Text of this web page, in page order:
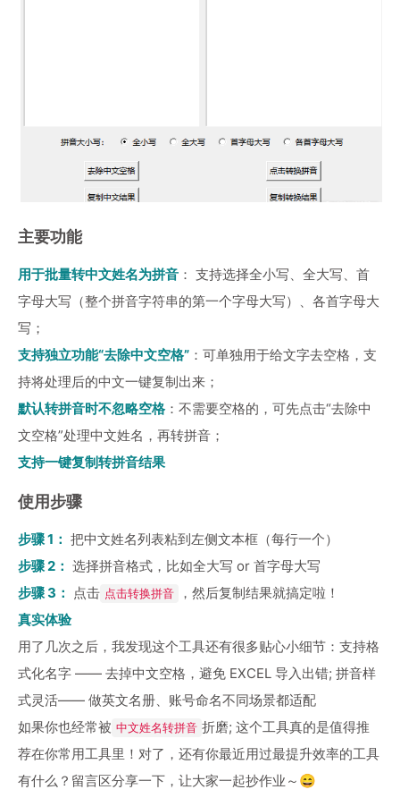
主要功能
用于批量转中文姓名为拼音 ： 支持选择全小写、全大写、首
字母大写（整个拼音字符串的第一个字母大写）、各首字母大
写；
支持独立功能“去除中文空格” ：可单独用于给文字去空格，支
持将处理后的中文一键复制出来；
默认转拼音时不忽略空格：不需要空格的，可先点击“去除中
文空格”处理中文姓名，再转拼音；
支持一键复制转拼音结果
使用步骤
步骤 1： 把中文姓名列表粘到左侧文本框（每行一个）
步骤 2： 选择拼音格式，比如全大写 or 首字母大写
步骤 3：
点击 点击转换拼音
，然后复制结果就搞定啦！
真实体验
用了几次之后，我发现这个工具还有很多贴心小细节：支持格
式化名字 —— 去掉中文空格，避免 EXCEL 导入出错; 拼音样
式灵活—— 做英文名册、账号命名不同场景都适配
如果你也经常被 中文姓名转拼音 折磨; 这个工具真的是值得推
荐在你常用工具里！对了，还有你最近用过最提升效率的工具
有什么？留言区分享一下，让大家一起抄作业～😄